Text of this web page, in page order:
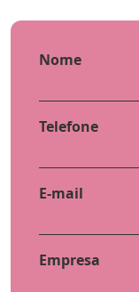
Nome
Telefone
E-mail
Empresa